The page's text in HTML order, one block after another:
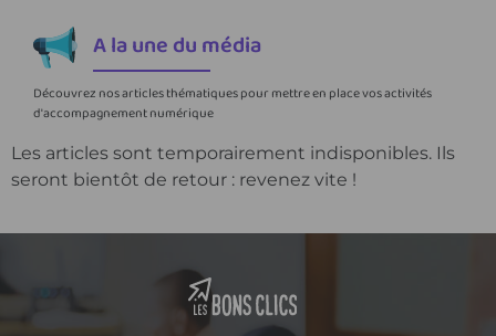
A la une du média
Découvrez nos articles thématiques pour mettre en place vos activités
d'accompagnement numérique
Les articles sont temporairement indisponibles. Ils
seront bientôt de retour : revenez vite !